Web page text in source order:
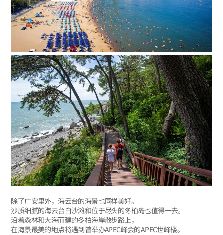
除了广安里外，海云台的海景也同样美好。
沙质细腻的海云台白沙滩和位于尽头的冬柏岛也值得一去。
沿着森林和大海而建的冬柏海岸散步路上，
在海景最美的地点将遇到曾举办APEC峰会的APEC世峰楼。